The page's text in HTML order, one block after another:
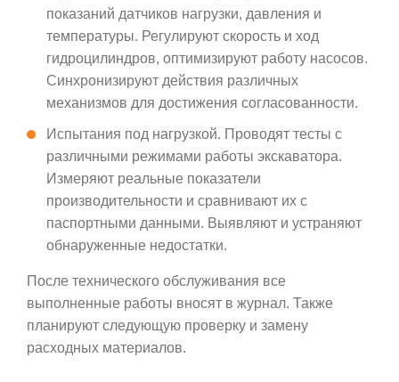
показаний датчиков нагрузки, давления и
температуры. Регулируют скорость и ход
гидроцилиндров, оптимизируют работу насосов.
Синхронизируют действия различных
механизмов для достижения согласованности.
Испытания под нагрузкой. Проводят тесты с
различными режимами работы экскаватора.
Измеряют реальные показатели
производительности и сравнивают их с
паспортными данными. Выявляют и устраняют
обнаруженные недостатки.
После технического обслуживания все
выполненные работы вносят в журнал. Также
планируют следующую проверку и замену
расходных материалов.